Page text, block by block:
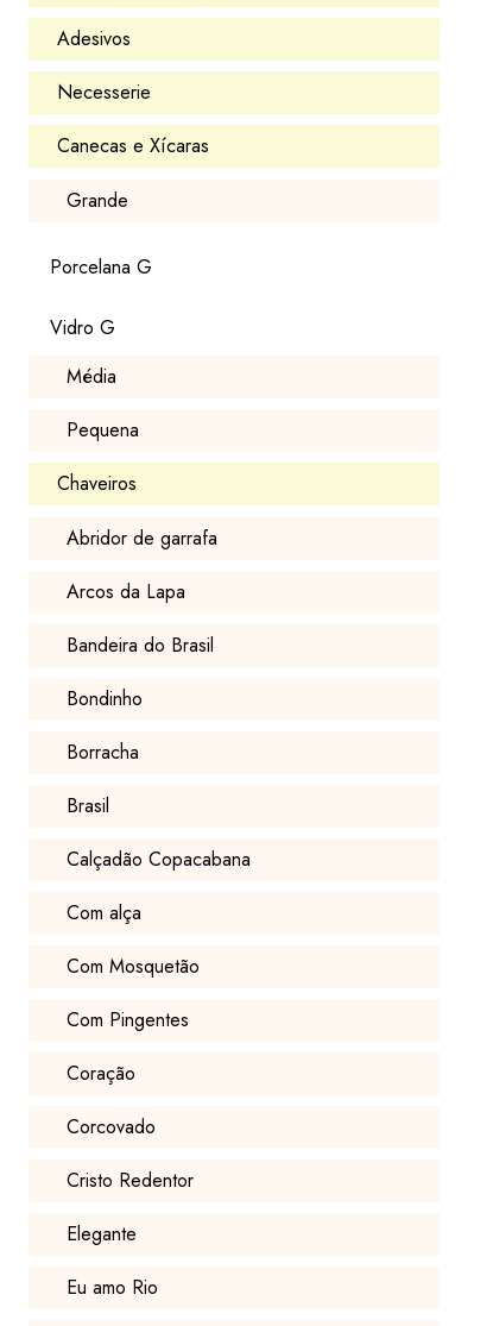
Adesivos
Necesserie
Canecas e Xícaras
Grande
Porcelana G
Vidro G
Média
Pequena
Chaveiros
Abridor de garrafa
Arcos da Lapa
Bandeira do Brasil
Bondinho
Borracha
Brasil
Calçadão Copacabana
Com alça
Com Mosquetão
Com Pingentes
Coração
Corcovado
Cristo Redentor
Elegante
Eu amo Rio